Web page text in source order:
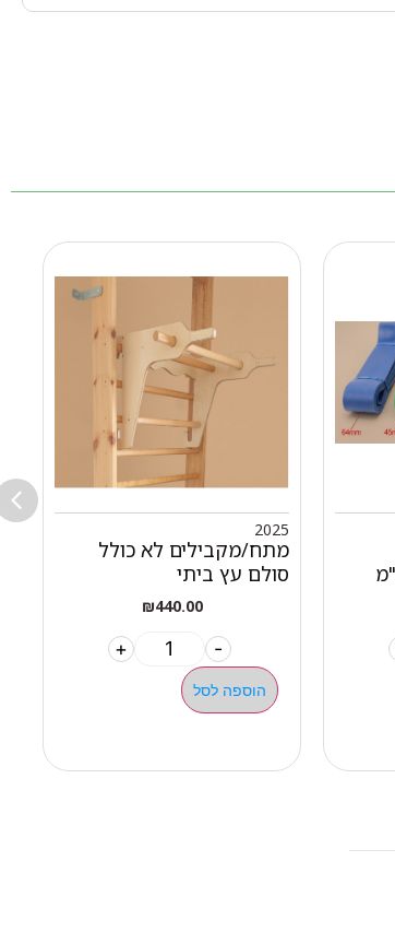
2025
מתח/מקבילים לא כולל
סולם עץ ביתי
₪440.00
-
+
הוספה לסל